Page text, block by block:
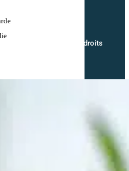
biologique.fr – Tous droits
Web